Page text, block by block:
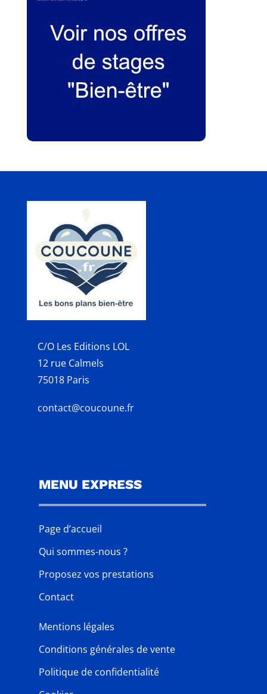
C/O Les Editions LOL
12 rue Calmels
75018 Paris
contact@coucoune.fr
MENU EXPRESS
Page d’accueil
Qui sommes-nous ?
Proposez vos prestations
Contact
Mentions légales
Conditions générales de vente
Politique de confidentialité